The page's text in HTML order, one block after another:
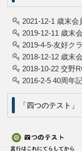
2021-12-1 歳末
2019-12-11 歳末
2019-4-5-友好ク
2018-12-12 歳末
2018-10-22 交野
2016-2-5 40周年
「四つのテスト」